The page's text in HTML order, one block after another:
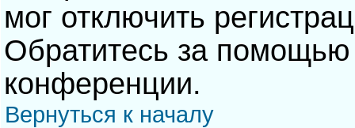
мог отключить
Обратитесь за помощью
конференции.
Вернуться к началу